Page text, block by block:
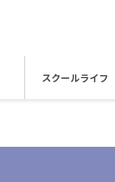
スクールライフ